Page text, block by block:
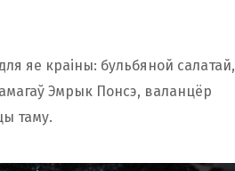
яе краіны: бульбяной салатай,
Эмрык Понсэ, валанцёр
таму.